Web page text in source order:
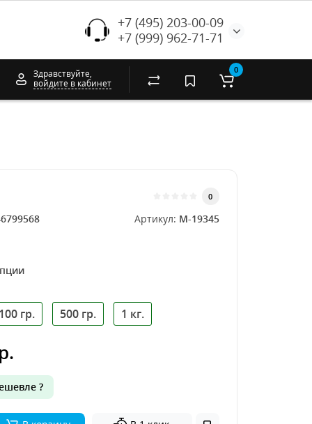
+7 (495) 203-00-09
+7 (999) 962-71-71
Здравствуйте,
войдите в кабинет
0
0
Артикул: M-19345
100 гр. 500 гр. 1 кг.
?